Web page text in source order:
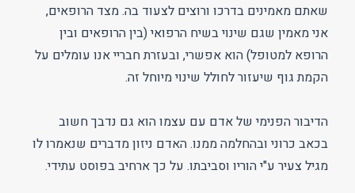
שאתם מאמינים בדרכו ורוצים לצעוד בה. מצד הרופאים,
אני מאמין שגם שינוי בשיח הרפואי (בין הרופאים ובין
הרופא למטופל) הוא אפשרי, ובעזרת חבריי אנו עומלים על
הקמת גוף שיעזור לחולל שינוי מיוחל זה.
הדיבור הפנימי של אדם עם עצמו הוא גם נדבך חשוב
בכאב כרוני ובהחלמה ממנו. האדם ניזון מדברים שנאמרו לו
מגיל צעיר ע"י הוריו וסביבתו. על כך ארחיב בפוסט עתידי.